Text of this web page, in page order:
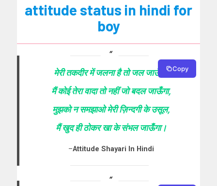
attitude status in hindi for
boy
मेरी तकदीर में जलना है तो जल जाऊँगा,
मैं कोई तेरा वादा तो नहीं जो बदल जाऊँगा,
मुझको न समझाओ मेरी ज़िन्दगी के उसूल,
मैं खुद ही ठोकर खा के संभल जाऊँगा।
–Attitude Shayari In Hindi
Copy